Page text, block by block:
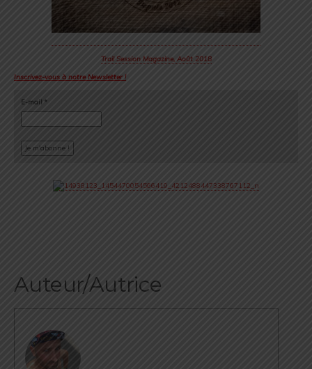
Trail Session Magazine, Août 2018
Inscrivez-vous à notre Newsletter !
E-mail *
Auteur/Autrice